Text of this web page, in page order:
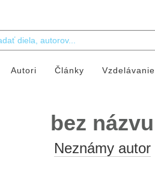
Autori Články Vzdelávanie
bez názvu
Neznámy autor